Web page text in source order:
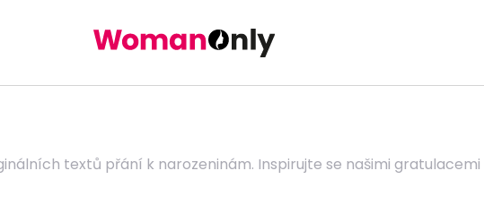
textů přání k narozeninám. Inspirujte se našimi gratulacemi